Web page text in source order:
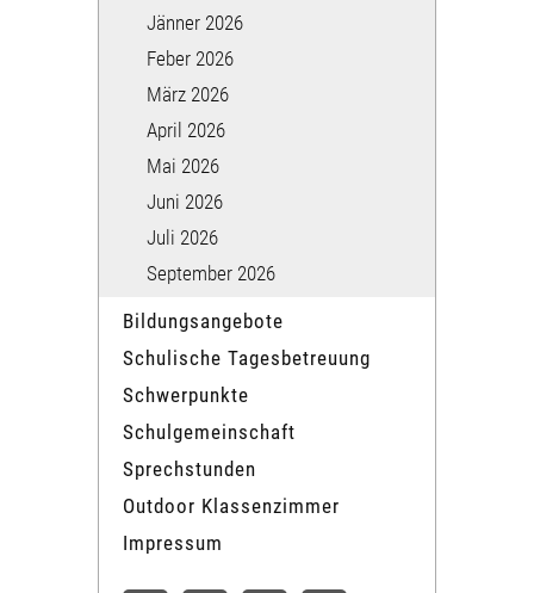
Jänner 2026
Feber 2026
März 2026
April 2026
Mai 2026
Juni 2026
Juli 2026
September 2026
Bildungsangebote
Schulische Tagesbetreuung
Schwerpunkte
Schulgemeinschaft
Sprechstunden
Outdoor Klassenzimmer
Impressum